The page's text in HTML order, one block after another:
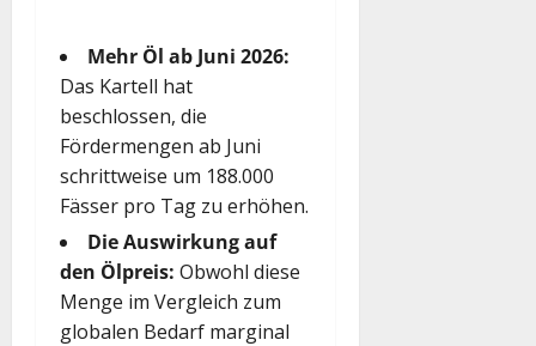
Mehr Öl ab Juni 2026:
Das Kartell hat
beschlossen, die
Fördermengen ab Juni
schrittweise um 188.000
Fässer pro Tag zu erhöhen.
Die Auswirkung auf
den Ölpreis: Obwohl diese
Menge im Vergleich zum
globalen Bedarf marginal